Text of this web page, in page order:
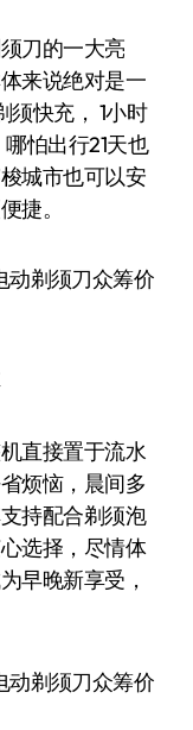
刀的一大亮
来说绝对是一
须快充， 1小时
怕出行21天也
城市也可以安
捷。
直接置于流水
烦恼，晨间多
持配合剃须泡
选择，尽情体
早晚新享受，